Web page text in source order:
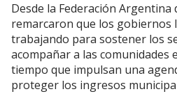
Desde la Federación Argentina
remarcaron que los gobiernos
trabajando para sostener los
acompañar a las comunidades
tiempo que impulsan una
proteger los ingresos